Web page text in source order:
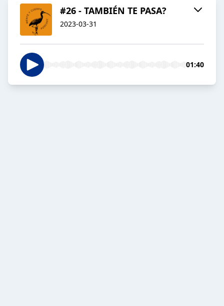
#26 - TAMBIÉN TE PASA?
2023-03-31
01:40